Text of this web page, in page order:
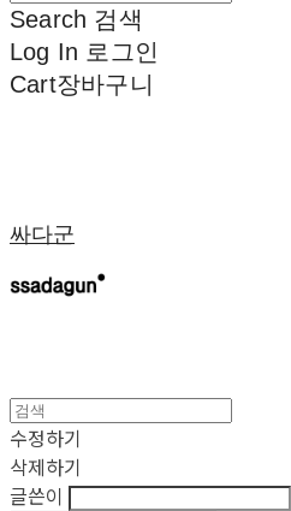
Search 검색
Log In 로그인
Cart장바구니
싸다군
수정하기
삭제하기
글쓴이